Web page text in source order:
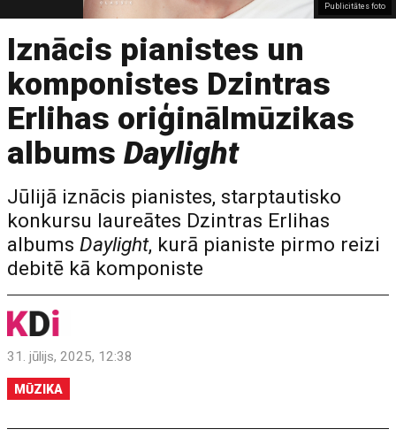
Publicitātes foto
Iznācis pianistes un
komponistes Dzintras
Erlihas oriģinālmūzikas
albumsDaylight
Jūlijā iznācis pianistes, starptautisko
konkursu laureātes Dzintras Erlihas
albumsDaylight, kurā pianiste pirmo reizi
debitē kā komponiste
31. jūlijs, 2025, 12:38
MŪZIKA